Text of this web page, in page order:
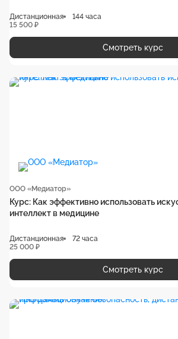
Дистанционная
144 часа
15 500 ₽
Смотреть курс
ООО «Медиатор»
Курс: Как эффективно использовать
интеллект в медицине
Дистанционная
72 часа
25 000 ₽
Смотреть курс